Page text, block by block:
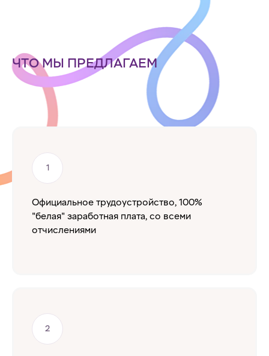
ЧТО МЫ ПРЕДЛАГАЕМ
Официальное трудоустройство, 100%
"белая" заработная плата, со всеми
отчислениями